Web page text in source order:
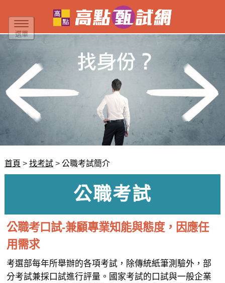
選單
首頁 找考試 公職考試簡介
公職考試
公職考口試-兼顧專業知能與態度，因應任
用需求
考選部每年所舉辦的各項考試，除傳統紙筆測驗外，部
分考試兼採口試進行評量。國家考試的口試與一般企業